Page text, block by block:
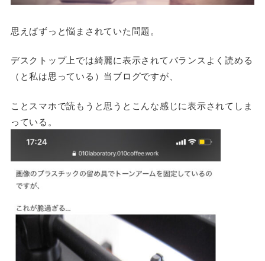
思えばずっと悩まされていた問題。
デスクトップ上では綺麗に表示されてバランスよく読める
（と私は思っている）当ブログですが、
ことスマホで読もうと思うとこんな感じに表示されてしま
っている。